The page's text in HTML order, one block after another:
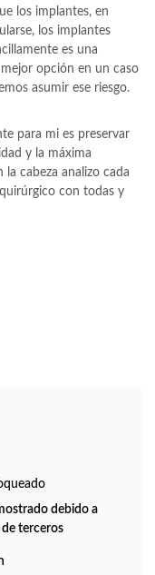
los implantes, en
los implantes
es una
opción en un caso
asumir ese riesgo.
para mi es preservar
y la máxima
cabeza analizo cada
con todas y
debido a
terceros